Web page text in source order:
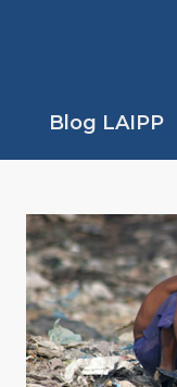
Blog LAIPP